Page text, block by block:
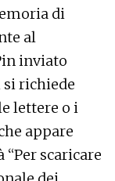
di
al
inviato
richiede
lettere o i
appare
“Per scaricare